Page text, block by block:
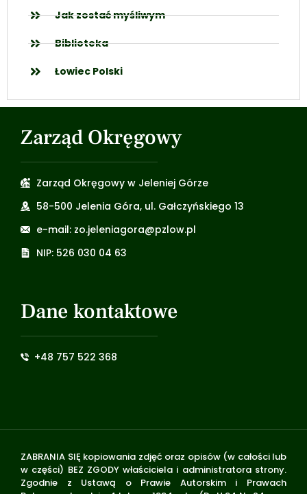
Jak zostać myśliwym
Biblioteka
Łowiec Polski
Zarząd Okręgowy
Zarząd Okręgowy w Jeleniej Górze
58-500 Jelenia Góra, ul. Gałczyńskiego 13
e-mail: zo.jeleniagora@pzlow.pl
NIP: 526 030 04 63
Dane kontaktowe
+48 757 522 368
ZABRANIA SIĘ kopiowania zdjęć oraz opisów (w całości lub
w części) BEZ ZGODY właściciela i administratora strony.
Zgodnie z Ustawą o Prawie Autorskim i Prawach